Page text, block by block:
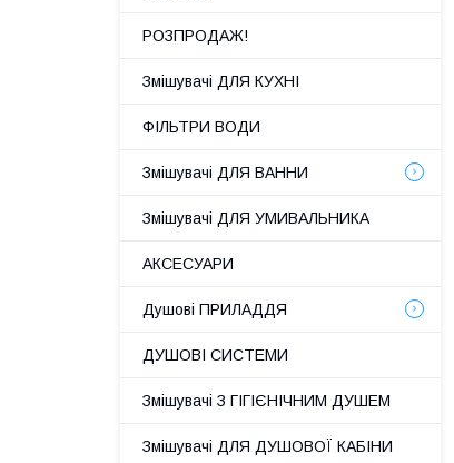
РОЗПРОДАЖ!
Змішувачі ДЛЯ КУХНІ
ФІЛЬТРИ ВОДИ
Змішувачі ДЛЯ ВАННИ
Змішувачі ДЛЯ УМИВАЛЬНИКА
АКСЕСУАРИ
Душові ПРИЛАДДЯ
ДУШОВІ СИСТЕМИ
Змішувачі З ГІГІЄНІЧНИМ ДУШЕМ
Змішувачі ДЛЯ ДУШОВОЇ КАБІНИ